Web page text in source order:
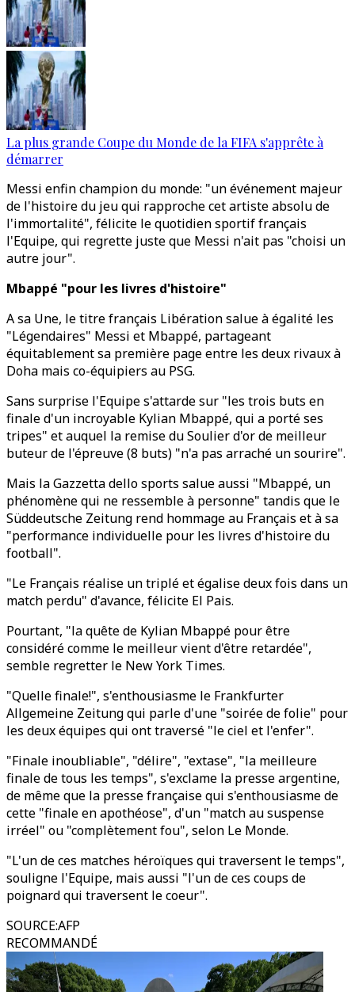
La plus grande Coupe du Monde de la FIFA s'apprête à
démarrer
Messi enfin champion du monde: "un événement majeur
de l'histoire du jeu qui rapproche cet artiste absolu de
l'immortalité", félicite le quotidien sportif français
l'Equipe, qui regrette juste que Messi n'ait pas "choisi un
autre jour".
Mbappé "pour les livres d'histoire"
A sa Une, le titre français Libération salue à égalité les
"Légendaires" Messi et Mbappé, partageant
équitablement sa première page entre les deux rivaux à
Doha mais co-équipiers au PSG.
Sans surprise l'Equipe s'attarde sur "les trois buts en
finale d'un incroyable Kylian Mbappé, qui a porté ses
tripes" et auquel la remise du Soulier d'or de meilleur
buteur de l'épreuve (8 buts) "n'a pas arraché un sourire".
Mais la Gazzetta dello sports salue aussi "Mbappé, un
phénomène qui ne ressemble à personne" tandis que le
Süddeutsche Zeitung rend hommage au Français et à sa
"performance individuelle pour les livres d'histoire du
football".
"Le Français réalise un triplé et égalise deux fois dans un
match perdu" d'avance, félicite El Pais.
Pourtant, "la quête de Kylian Mbappé pour être
considéré comme le meilleur vient d'être retardée",
semble regretter le New York Times.
"Quelle finale!", s'enthousiasme le Frankfurter
Allgemeine Zeitung qui parle d'une "soirée de folie" pour
les deux équipes qui ont traversé "le ciel et l'enfer".
"Finale inoubliable", "délire", "extase", "la meilleure
finale de tous les temps", s'exclame la presse argentine,
de même que la presse française qui s'enthousiasme de
cette "finale en apothéose", d'un "match au suspense
irréel" ou "complètement fou", selon Le Monde.
"L'un de ces matches héroïques qui traversent le temps",
souligne l'Equipe, mais aussi "l'un de ces coups de
poignard qui traversent le coeur".
SOURCE:AFP
RECOMMANDÉ